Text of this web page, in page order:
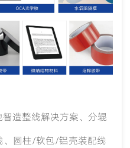
造整线解决方案、分辊
、圆柱/软包/铝壳装配线